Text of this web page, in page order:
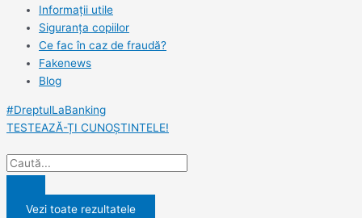
Informații utile
Siguranța copiilor
Ce fac în caz de fraudă?
Fakenews
Blog
#DreptulLaBanking
TESTEAZĂ-ȚI CUNOȘTINTELE!
Vezi toate rezultatele